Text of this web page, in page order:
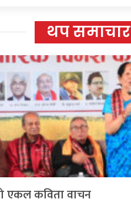
थप समाचार
एकल कविता वाचन